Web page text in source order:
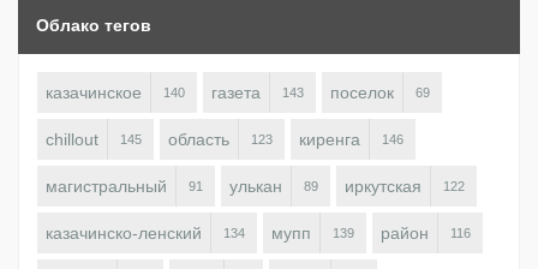
Облако тегов
казачинское 140 газета 143 поселок 69
chillout 145 область 123 киренга 146
магистральный 91 улькан 89 иркутская 122
казачинско-ленский 134 мупп 139 район 116